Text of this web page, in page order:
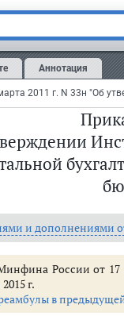
Аннотация
и дополнениями
России от 17
г.
в